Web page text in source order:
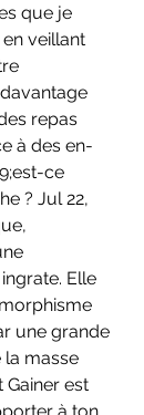
que je
veillant
repas
à des en-
ce
? Jul 22,
Elle
une grande
la masse
Gainer est
à ton